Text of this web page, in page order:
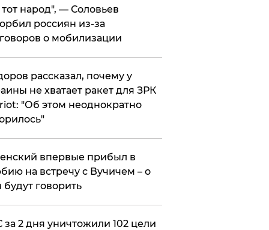
народ", — Соловьев
россиян из-за
о мобилизации
рассказал, почему у
не хватает ракет для ЗРК
"Об этом неоднократно
впервые прибыл в
на встречу с Вучичем – о
будут говорить
за 2 дня уничтожили 102 цели